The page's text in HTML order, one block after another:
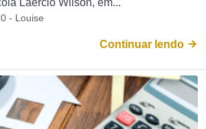
Laércio Wilson, em...
- Louise
Continuar lendo